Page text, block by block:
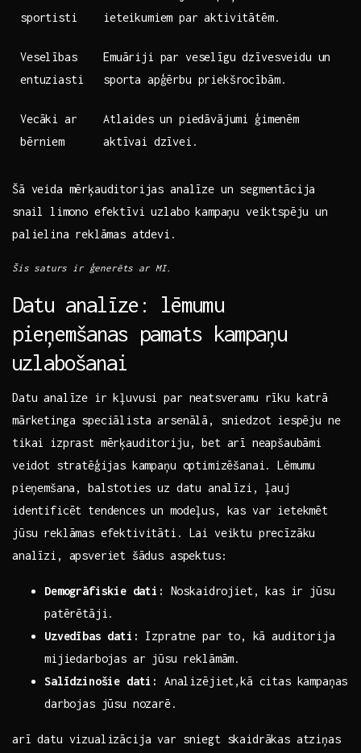
sportisti
ieteikumiem par aktivitātēm.
Veselības
entuziasti
Emuāriji par veselīgu dzīvesveidu un
sporta ​apģērbu priekšrocībām.
Vecāki​ ar
bērniem
Atlaides⁢ un piedāvājumi ģimenēm
aktīvai dzīvei.
Šā veida mērķauditorijas analīze un segmentācija
⁤snail limono efektīvi uzlabo kampaņu veiktspēju‍ un
palielina ⁤reklāmas atdevi.
Šis ⁣saturs ​ir ģenerēts ​ar MI.
Datu analīze: lēmumu
pieņemšanas pamats ‌kampaņu
⁤uzlabošanai
Datu analīze ir kļuvusi par neatsveramu rīku katrā
mārketinga ‍speciālista ‌arsenālā,‌ sniedzot⁤ iespēju ⁤ne
tikai izprast mērķauditoriju, bet arī⁤ neapšaubāmi
⁤veidot stratēģijas‍ kampaņu optimizēšanai. Lēmumu
⁣pieņemšana, balstoties uz datu analīzi, ļauj
identificēt tendences un ‌modeļus, kas var‍ ietekmēt
jūsu reklāmas efektivitāti. Lai veiktu precīzāku ​
analīzi, apsveriet⁤ šādus aspektus:
Demogrāfiskie⁤ dati:
Noskaidrojiet, kas ir jūsu
patērētāji.
Uzvedības dati:
Izpratne par to, ⁢kā auditorija
mijiedarbojas ar jūsu reklāmām.
Salīdzinošie dati:
‌Analizējiet,kā citas kampaņas
darbojas jūsu nozarē.
arī datu‌ vizualizācija var sniegt skaidrākas atziņas